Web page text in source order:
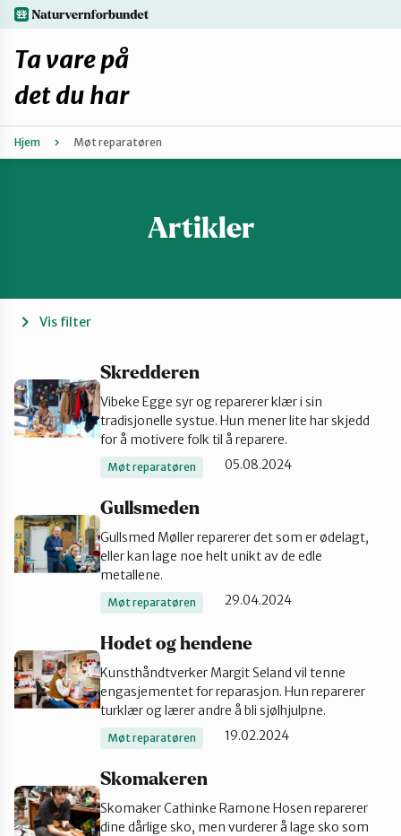
Hopp
til
hovedinnhold
Forbehold
Hvorfor reparere?
Katalog
Møt reparatørene
Retten til reparasjon
naturvernforbundet.no
Ta vare på
det du har
Hjem Møt reparatøren
Artikler
Vis filter
Skredderen
Vibeke Egge syr og reparerer klær i sin
tradisjonelle systue. Hun mener lite har skjedd
for å motivere folk til å reparere.
Møt reparatøren 05.08.2024
Gullsmeden
Gullsmed Møller reparerer det som er ødelagt,
eller kan lage noe helt unikt av de edle
metallene.
Møt reparatøren 29.04.2024
Hodet og hendene
Kunsthåndtverker Margit Seland vil tenne
engasjementet for reparasjon. Hun reparerer
turklær og lærer andre å bli sjølhjulpne.
Møt reparatøren 19.02.2024
Skomakeren
Skomaker Cathinke Ramone Hosen reparerer
dine dårlige sko, men vurderer å lage sko som